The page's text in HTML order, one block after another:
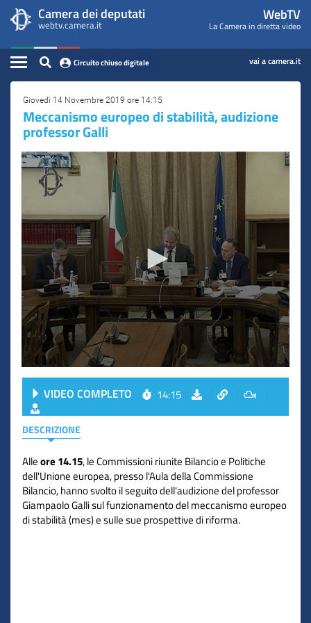
contenuto
principale
WebTV
Camera
dei
Deputati
menu
di
navigazione
Camera dei deputati
webtv.camera.it
WebTV
La Camera in diretta video
Home
Assemblea
Presidente
Commissioni
Eventi
Conferenze Stampa
Circuito chiuso digitale
Circuito chiuso digitale vai a camera.it
Contenuto
Giovedì 14 Novembre 2019 ore 14:15
Meccanismo europeo di stabilità, audizione
professor Galli
VIDEO COMPLETO 14:15
DESCRIZIONE
Alleore 14.15, le Commissioni riunite Bilancio e Politiche
dell'Unione europea, presso l'Aula della Commissione
Bilancio, hanno svolto il seguito dell'audizione del professor
Giampaolo Galli sul funzionamento del meccanismo europeo
di stabilità (mes) e sulle sue prospettive di riforma.